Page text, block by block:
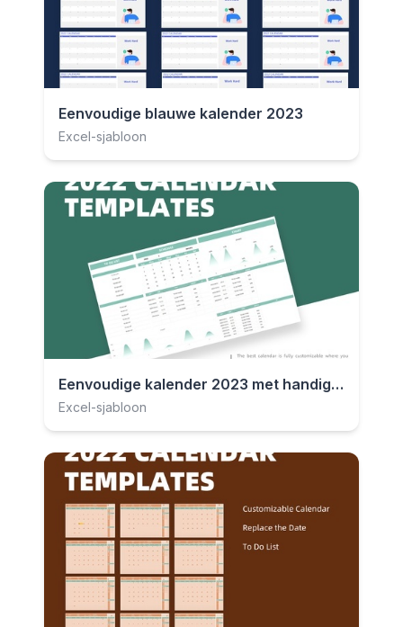
Eenvoudige blauwe kalender 2023
Excel-sjabloon
Eenvoudige kalender 2023 met handige grafiek
Excel-sjabloon